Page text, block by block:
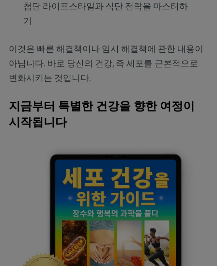
첨단 라이프스타일과 식단 전략을 마스터하
기
이것은 빠른 해결책이나 임시 해결책에 관한 내용이
아닙니다. 바로 당신의 건강, 즉 세포를 근본적으로
변화시키는 것입니다.
지금부터 특별한 건강을 향한 여정이
시작됩니다